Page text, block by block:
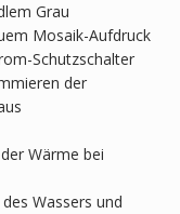
Grau
Mosaik-Aufdruck
Schutzschalter
der
Wärme bei
Wassers und